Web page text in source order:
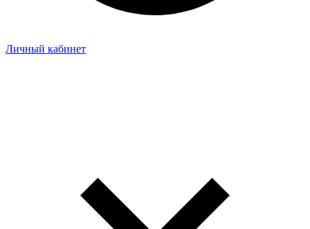
Личный кабинет